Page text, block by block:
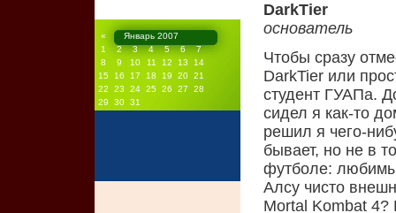
«
Январь 2007
1
2 3 4 5 6
7
8
9 10 11 12 13
14
15
16 17 18 19 20 21
22
23 24 25 26 27
28
29
30 31
DarkTier
основатель
Чтобы сразу
DarkTier или
студент ГУАПа.
сидел я как-то
решил я чего-
бывает, но не в
футболе:
Алсу чисто
Mortal Kombat 4?